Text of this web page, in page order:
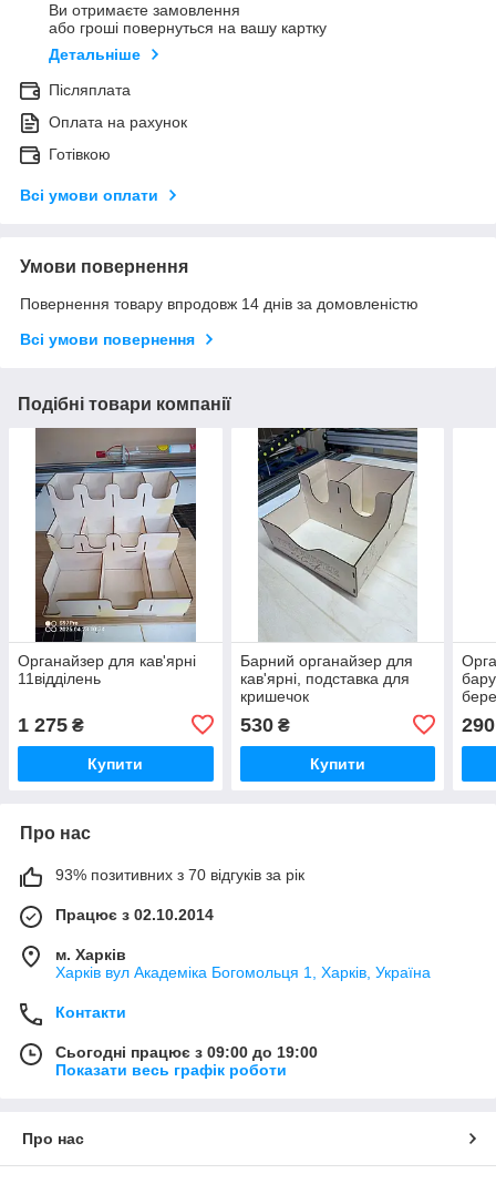
Ви отримаєте замовлення
або гроші повернуться на вашу картку
Детальніше
Післяплата
Оплата на рахунок
Готівкою
Всі умови оплати
Умови повернення
Повернення товару впродовж 14 днів за домовленістю
Всі умови повернення
Подібні товари компанії
Органайзер для кав'ярні
11відділень
1 275 ₴
Купити
Барний органайзер для
кав'ярні, подставка для
кришечок
530₴
Купити
290
Про нас
93% позитивних з 70 відгуків за рік
Працює з 02.10.2014
м. Харків
Харків вул Академіка Богомольця 1, Харків, Україна
Контакти
Сьогодні працює з 09:00 до 19:00
Показати весь графік роботи
Про нас